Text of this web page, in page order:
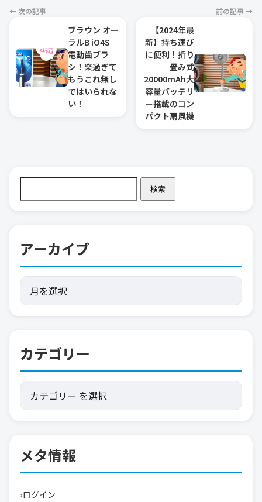
← 次の記事
ブラウン オー
ラルB iO4S
電動歯ブラ
シ！楽過ぎて
もうこれ無し
ではいられな
い！
前の記事 →
【2024年最
新】持ち運び
に便利！折り
畳み式
20000mAh大
容量バッテリ
ー搭載のコン
パクト扇風機
検索
アーカイブ
カテゴリー
メタ情報
ログイン